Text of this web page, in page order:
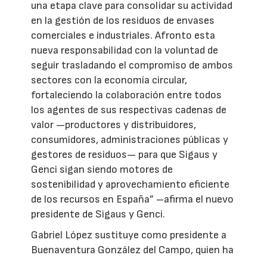
una etapa clave para consolidar su actividad
en la gestión de los residuos de envases
comerciales e industriales. Afronto esta
nueva responsabilidad con la voluntad de
seguir trasladando el compromiso de ambos
sectores con la economía circular,
fortaleciendo la colaboración entre todos
los agentes de sus respectivas cadenas de
valor —productores y distribuidores,
consumidores, administraciones públicas y
gestores de residuos— para que Sigaus y
Genci sigan siendo motores de
sostenibilidad y aprovechamiento eficiente
de los recursos en España” –afirma el nuevo
presidente de Sigaus y Genci.
Gabriel López sustituye como presidente a
Buenaventura González del Campo, quien ha